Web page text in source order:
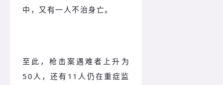
中，又有一人不治身亡。
至此，枪击案遇难者上升为
50人，还有11人仍在重症监